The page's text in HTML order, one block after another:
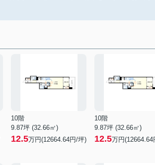
10階
9.87坪 (32.66㎡)
12.5万円(12664.64円/坪)
10階
9.87坪 (32.66㎡)
12.5万円(12664.64